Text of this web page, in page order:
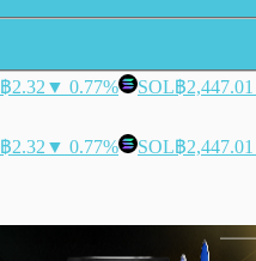
฿2.32 ▼ 0.77% SOL฿2,447.01
฿2.32 ▼ 0.77% SOL฿2,447.01